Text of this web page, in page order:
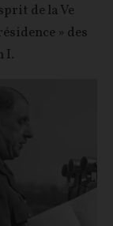
de la Ve
» des
I.